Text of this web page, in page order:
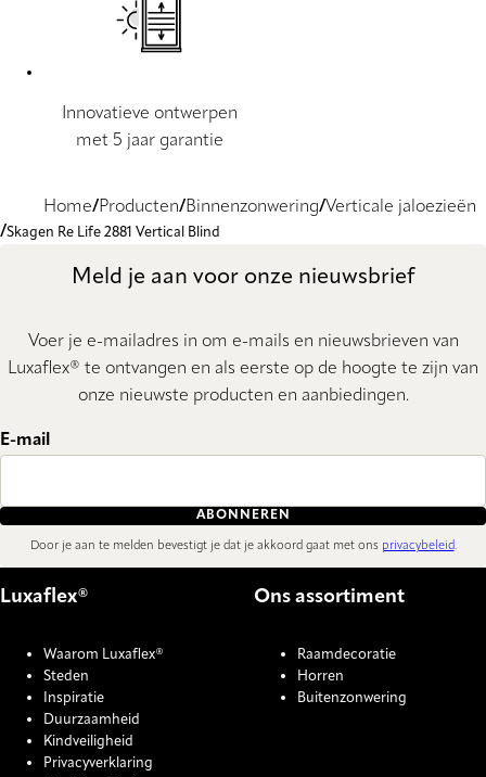
Innovatieve ontwerpen
met 5 jaar garantie
Home Producten Binnenzonwering Verticale jaloezieën
Skagen Re Life 2881 Vertical Blind
Meld je aan voor onze nieuwsbrief
Voer je e-mailadres in om e-mails en nieuwsbrieven van
Luxaflex® te ontvangen en als eerste op de hoogte te zijn van
onze nieuwste producten en aanbiedingen.
E-mail
ABONNEREN
Door je aan te melden bevestigt je dat je akkoord gaat met ons privacybeleid.
Luxaflex®
Waarom Luxaflex®
Steden
Inspiratie
Duurzaamheid
Kindveiligheid
Privacyverklaring
Ons assortiment
Raamdecoratie
Horren
Buitenzonwering